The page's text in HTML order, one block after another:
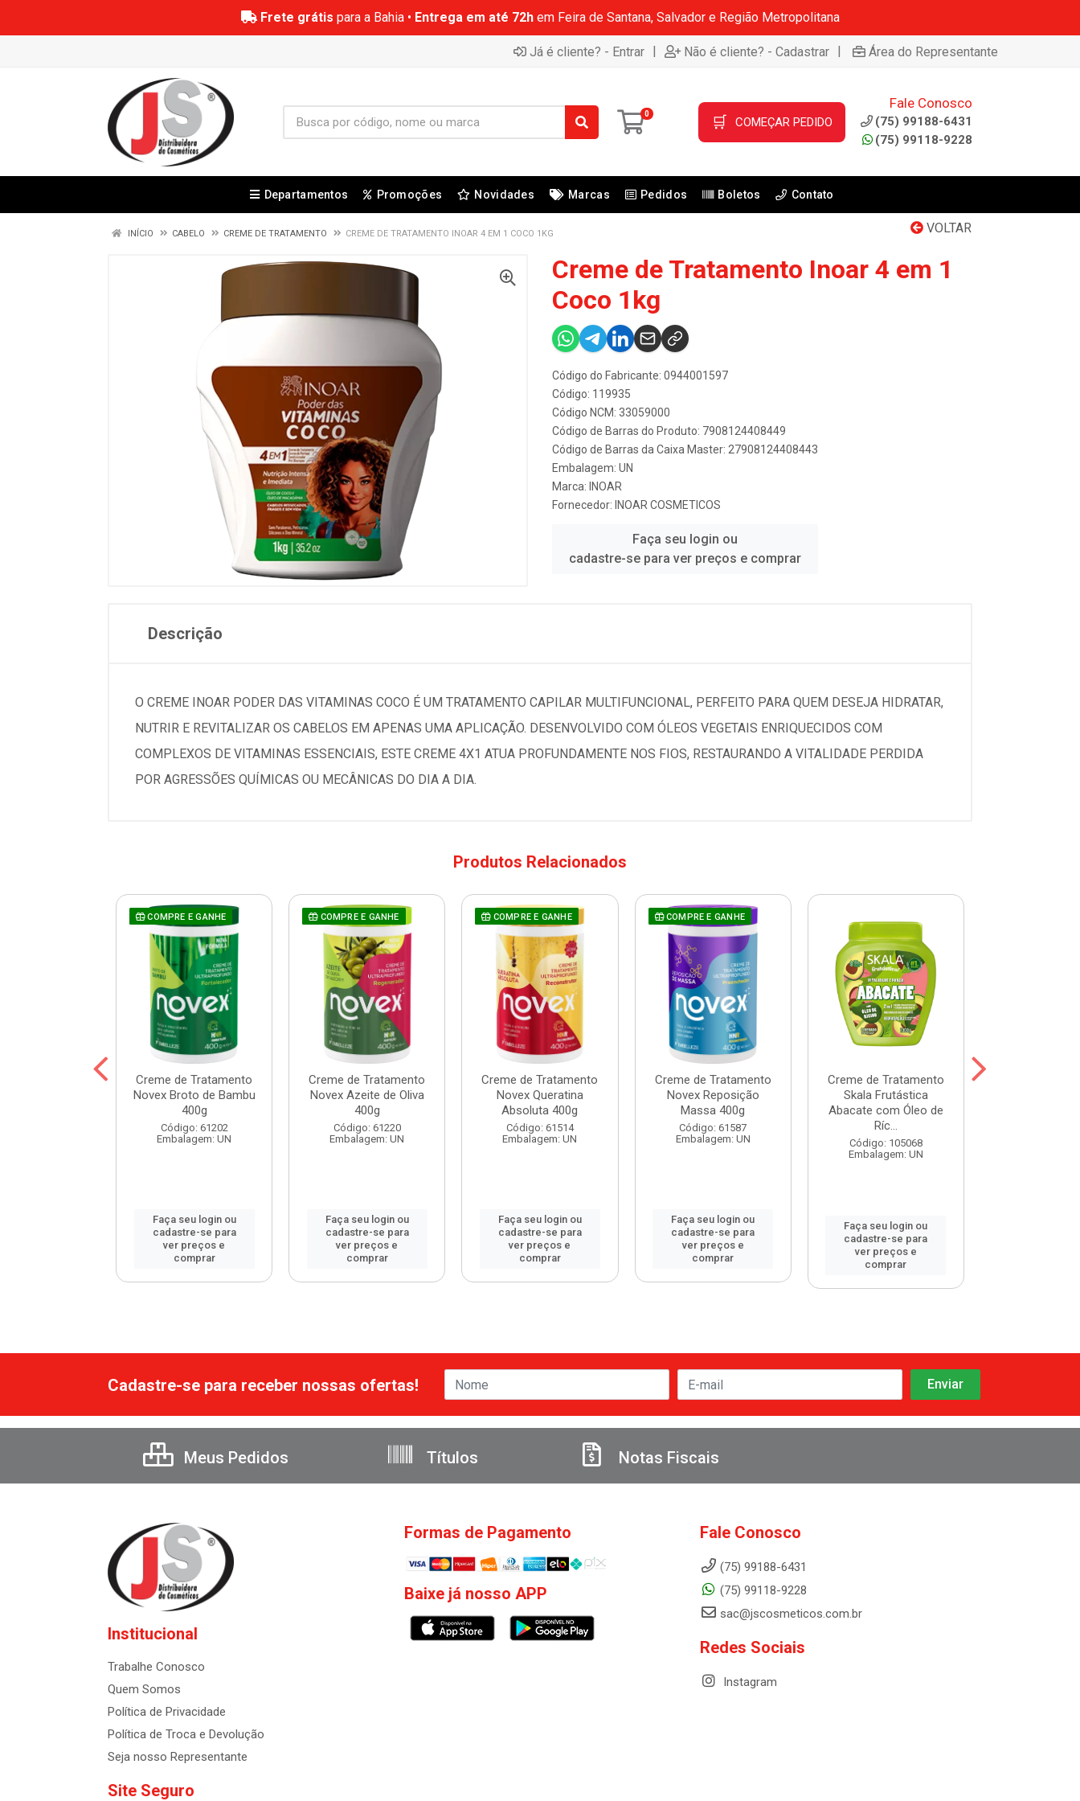
Frete grátis para a Bahia • Entrega em até 72hem Feira de Santana, Salvador e Região Metropolitana
Já é cliente? - Entrar | Não é cliente? - Cadastrar | Área do Representante
0 🛒 COMEÇAR PEDIDO
Fale Conosco
(75) 99188-6431
(75) 99118-9228
Departamentos Promoções Novidades Marcas Pedidos Boletos Contato
VOLTAR
INÍCIO CABELO CREME DE TRATAMENTO CREME DE TRATAMENTO INOAR 4 EM 1 COCO 1KG
Creme de Tratamento Inoar 4 em 1
Coco 1kg
Código do Fabricante: 0944001597
Código: 119935
Código NCM: 33059000
Código de Barras do Produto: 7908124408449
Código de Barras da Caixa Master: 27908124408443
Embalagem: UN
Marca: INOAR
Fornecedor: INOAR COSMETICOS
Faça seu login ou
cadastre-se para ver preços e comprar
Descrição
O CREME INOAR PODER DAS VITAMINAS COCO É UM TRATAMENTO CAPILAR MULTIFUNCIONAL, PERFEITO PARA QUEM DESEJA HIDRATAR,
NUTRIR E REVITALIZAR OS CABELOS EM APENAS UMA APLICAÇÃO. DESENVOLVIDO COM ÓLEOS VEGETAIS ENRIQUECIDOS COM
COMPLEXOS DE VITAMINAS ESSENCIAIS, ESTE CREME 4X1 ATUA PROFUNDAMENTE NOS FIOS, RESTAURANDO A VITALIDADE PERDIDA
POR AGRESSÕES QUÍMICAS OU MECÂNICAS DO DIA A DIA.
Produtos Relacionados
COMPRE E GANHE
Creme de Tratamento
Novex Broto de Bambu
400g
Código: 61202
Embalagem: UN
Faça seu login ou
cadastre-se para
ver preços e
comprar
COMPRE E GANHE
Creme de Tratamento
Novex Azeite de Oliva
400g
Código: 61220
Embalagem: UN
Faça seu login ou
cadastre-se para
ver preços e
comprar
COMPRE E GANHE
Creme de Tratamento
Novex Queratina
Absoluta 400g
Código: 61514
Embalagem: UN
Faça seu login ou
cadastre-se para
ver preços e
comprar
COMPRE E GANHE
Creme de Tratamento
Novex Reposição
Massa 400g
Código: 61587
Embalagem: UN
Faça seu login ou
cadastre-se para
ver preços e
comprar
Creme de Tratamento
Skala Frutástica
Abacate com Óleo de
Ríc...
Código: 105068
Embalagem: UN
Faça seu login ou
cadastre-se para
ver preços e
comprar
Cadastre-se para receber nossas ofertas!
Meus Pedidos Títulos Notas Fiscais
Institucional
Trabalhe Conosco
Quem Somos
Política de Privacidade
Política de Troca e Devolução
Seja nosso Representante
Site Seguro
Formas de Pagamento
Baixe já nosso APP
Fale Conosco
(75) 99188-6431
(75) 99118-9228
sac@jscosmeticos.com.br
Redes Sociais
Instagram